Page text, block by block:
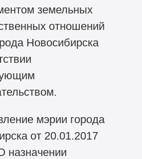
земельных
отношений
Новосибирска
мэрии города
от 20.01.2017
назначении